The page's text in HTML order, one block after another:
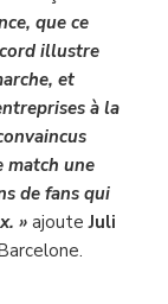
que ce
illustre
et
à la
match une
de fans qui
» ajouteJuli